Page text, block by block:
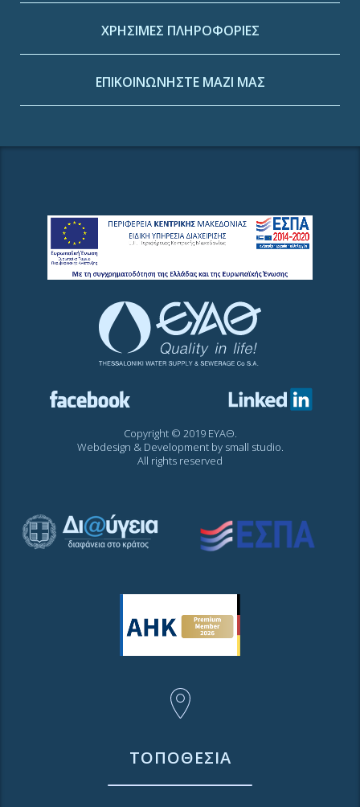
ΧΡΗΣΙΜΕΣ ΠΛΗΡΟΦΟΡΙΕΣ
ΕΠΙΚΟΙΝΩΝΗΣΤΕ ΜΑΖΙ ΜΑΣ
Copyright © 2019 ΕΥΑΘ.
Webdesign & Development by small studio.
All rights reserved
ΤΟΠΟΘΕΣΙΑ